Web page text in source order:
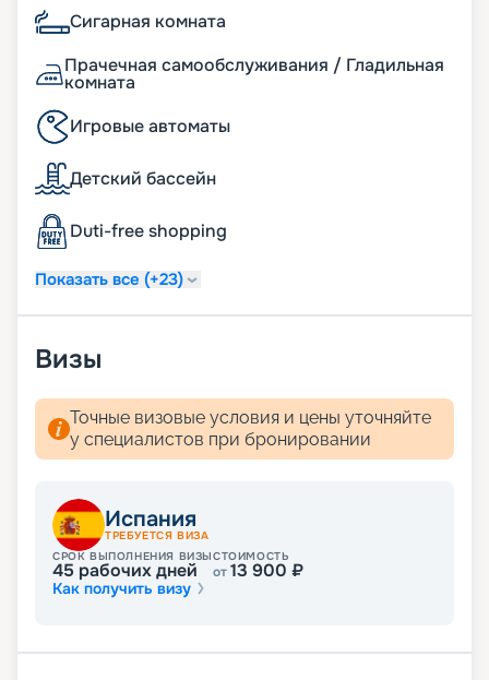
бронирования позвонит вам выбрать самые
Сигарная комната
Прачечная самообслуживания / Гладильная
комната
Игровые автоматы
Детский бассейн
Duti-free shopping
Показать все (+23)
Визы
Точные визовые условия и цены уточняйте
у специалистов при бронировании
Испания
ТРЕБУЕТСЯ ВИЗА
СРОК ВЫПОЛНЕНИЯ ВИЗЫ
45 рабочих дней
СТОИМОСТЬ
от13 900 ₽
Как получить визу